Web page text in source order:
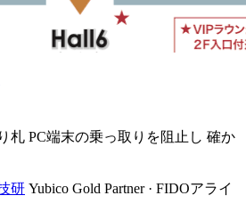
札 PC端末の乗っ取りを阻止し 確か
研 Yubico Gold Partner · FIDOアライ